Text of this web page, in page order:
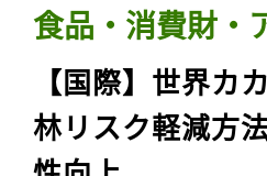
食品・消費財・
【国際】世界カ
林リスク軽減方